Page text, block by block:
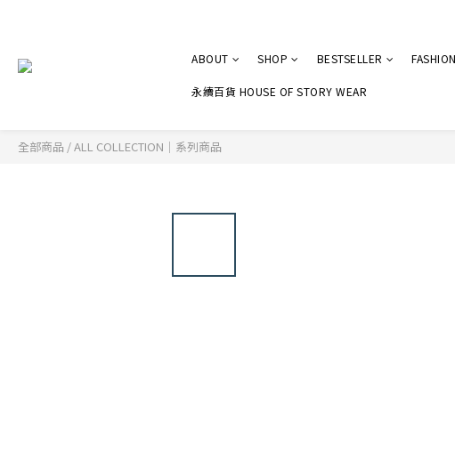
ABOUT SHOP BESTSELLER
永續百貨 HOUSE OF STORY WEAR
全部商品 /ALL COLLECTION｜系列商品